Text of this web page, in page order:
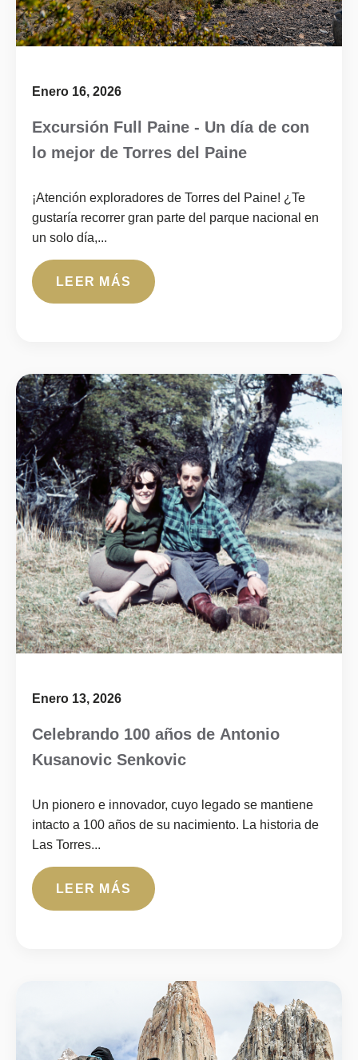
Enero 16, 2026
Excursión Full Paine - Un día de con
lo mejor de Torres del Paine
¡Atención exploradores de Torres del Paine! ¿Te
gustaría recorrer gran parte del parque nacional en
un solo día,...
LEER MÁS
Enero 13, 2026
Celebrando 100 años de Antonio
Kusanovic Senkovic
Un pionero e innovador, cuyo legado se mantiene
intacto a 100 años de su nacimiento. La historia de
Las Torres...
LEER MÁS